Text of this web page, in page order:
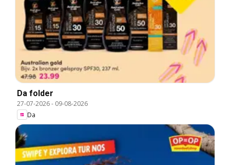
Da folder
27-07-2026- 09-08-2026
Da